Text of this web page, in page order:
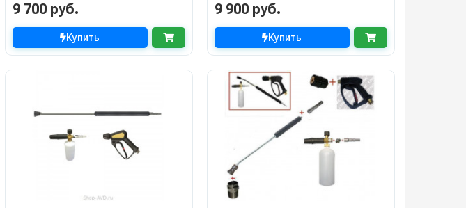
9 700 руб.
Купить
9 900 руб.
Купить